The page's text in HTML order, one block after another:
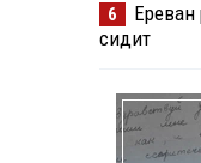
6
Ереван
сидит